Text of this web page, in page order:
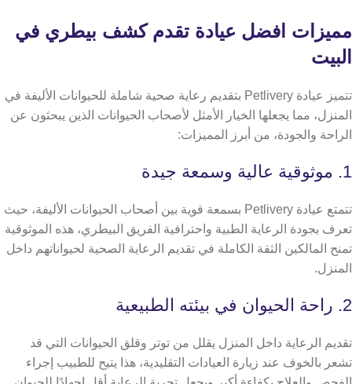
مميزات افضل عيادة تقدم كشف بيطري في
البيت
تتميز عيادة Petlivery بتقديم رعاية صحية شاملة للحيوانات الأليفة في
المنزل، مما يجعلها الخيار الأمثل لأصحاب الحيوانات الذين يبحثون عن
الراحة والجودة، من أبرز المميزات:
1. موثوقية عالية وسمعة جيدة
تتمتع عيادة Petlivery بسمعة قوية بين أصحاب الحيوانات الأليفة، حيث
تعرف بجودة الرعاية الطبية واحترافية الفريق البيطري، هذه الموثوقية
تمنح المالكين الثقة الكاملة في تقديم الرعاية الصحية لحيواناتهم داخل
المنزل.
2. راحة الحيوان في بيئته الطبيعية
تقديم الرعاية داخل المنزل يقلل من توتر وقلق الحيوانات التي قد
تشعر بالخوف عند زيارة العيادات التقليدية، هذا يتيح للطبيب إجراء